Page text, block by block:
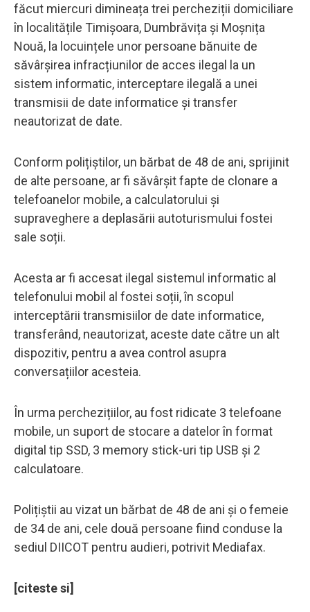
făcut miercuri dimineața trei percheziții domiciliare
în localitățile Timișoara, Dumbrăvița și Moșnița
Nouă, la locuințele unor persoane bănuite de
săvârșirea infracțiunilor de acces ilegal la un
sistem informatic, interceptare ilegală a unei
transmisii de date informatice și transfer
neautorizat de date.
Conform polițiștilor, un bărbat de 48 de ani, sprijinit
de alte persoane, ar fi săvârșit fapte de clonare a
telefoanelor mobile, a calculatorului și
supraveghere a deplasării autoturismului fostei
sale soții.
Acesta ar fi accesat ilegal sistemul informatic al
telefonului mobil al fostei soții, în scopul
interceptării transmisiilor de date informatice,
transferând, neautorizat, aceste date către un alt
dispozitiv, pentru a avea control asupra
conversațiilor acesteia.
În urma perchezițiilor, au fost ridicate 3 telefoane
mobile, un suport de stocare a datelor în format
digital tip SSD, 3 memory stick-uri tip USB și 2
calculatoare.
Polițiștii au vizat un bărbat de 48 de ani și o femeie
de 34 de ani, cele două persoane fiind conduse la
sediul DIICOT pentru audieri, potrivit Mediafax.
[citeste si]